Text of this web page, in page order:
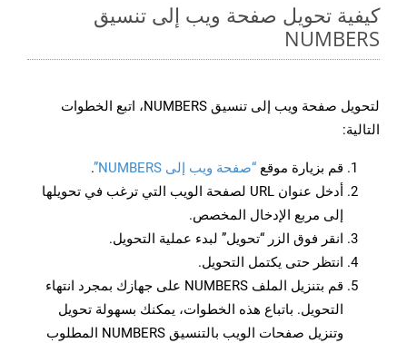
كيفية تحويل صفحة ويب إلى تنسيق
NUMBERS
لتحويل صفحة ويب إلى تنسيق NUMBERS، اتبع الخطوات
التالية:
قم بزيارة موقع “صفحة ويب إلى NUMBERS”
.
أدخل عنوان URL لصفحة الويب التي ترغب في تحويلها
إلى مربع الإدخال المخصص.
انقر فوق الزر “تحويل” لبدء عملية التحويل.
انتظر حتى يكتمل التحويل.
قم بتنزيل الملف NUMBERS على جهازك بمجرد انتهاء
التحويل. باتباع هذه الخطوات، يمكنك بسهولة تحويل
وتنزيل صفحات الويب بالتنسيق NUMBERS المطلوب